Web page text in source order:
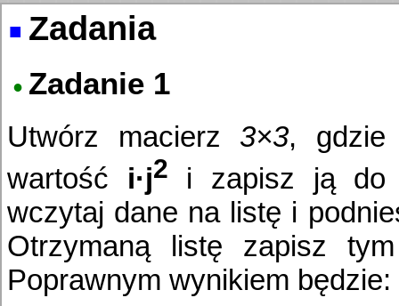
Zadania
Zadanie 1
Utwórz macierz 3×3,
wartość i·j2 i zapisz ją
wczytaj dane na listę i
Otrzymaną listę zapisz
Poprawnym wynikiem będzie: